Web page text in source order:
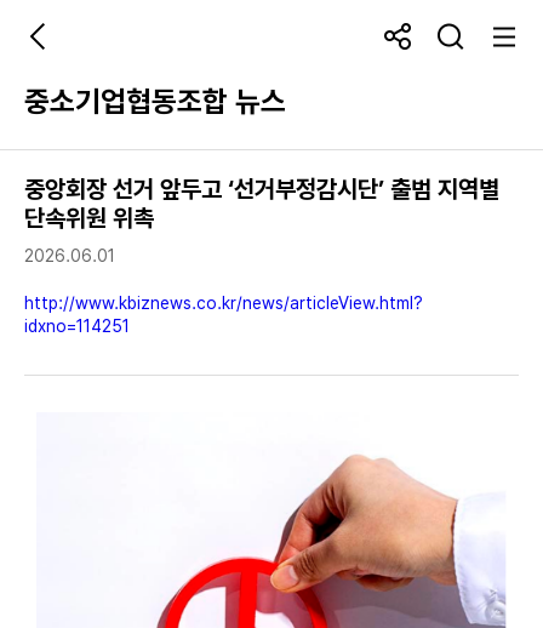
중소기업협동조합 뉴스
중앙회장 선거 앞두고 ‘선거부정감시단’ 출범 지역별
단속위원 위촉
2026.06.01
http://www.kbiznews.co.kr/news/articleView.html?
idxno=114251